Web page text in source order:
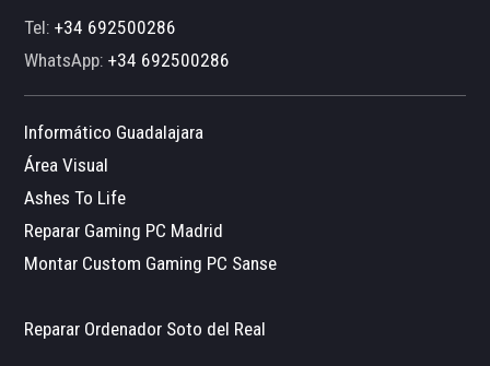
Tel:+34 692500286
WhatsApp:+34 692500286
Informático Guadalajara
Área Visual
Ashes To Life
Reparar Gaming PC Madrid
Montar Custom Gaming PC Sanse
Reparar Ordenador Soto del Real